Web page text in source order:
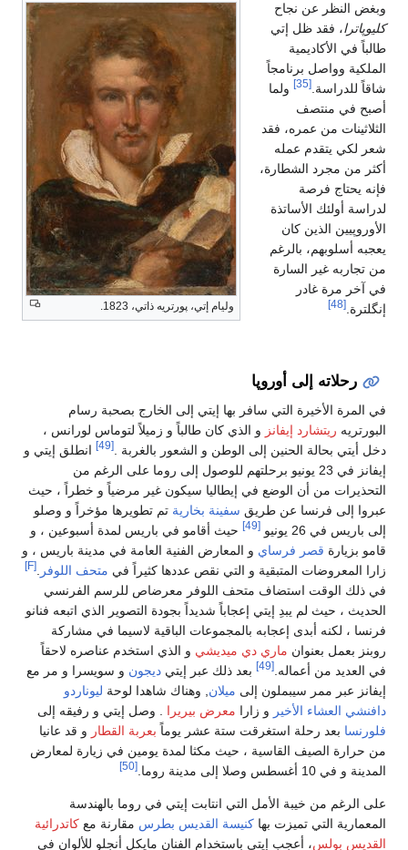
وليام إتي، پورتريه ذاتي، 1823.
وبغض النظر عن نجاح
كليوپاترا، فقد ظل إتي
طالباً في الأكاديمية
الملكية وواصل برنامجاً
شاقاً للدراسة.[35]
ولما
أصبح في منتصف
الثلاثينات من عمره، فقد
شعر لكي يتقدم عمله
أكثر من مجرد الشطارة،
فإنه يحتاج فرصة
لدراسة أولئك الأساتذة
الأوروپيين الذين كان
يعجبه أسلوبهم، بالرغم
من تجاربه غير السارة
في آخر مرة غادر
إنگلترة.[48]
رحلاته إلى أوروپا
في المرة الأخيرة التي سافر بها إيتي إلى الخارج بصحبة رسام
البورتريه ريتشارد إيفانز و الذي كان طالباً و زميلاً لتوماس لورانس ،
دخل أيتي بحالة الحنين إلى الوطن و الشعور بالغربة .
[49]
انطلق إيتي و
إيفانز في 23 يونيو برحلتهم للوصول إلى روما على الرغم من
التحذيرات من أن الوضع في إيطاليا سيكون غير مرضياً و خطراً ، حيث
عبروا إلى فرنسا عن طريق سفينة بخارية تم تطويرها مؤخراً و وصلو
إلى باريس في 26 يونيو
[49]
حيث أقامو في باريس لمدة أسبوعين ، و
قامو بزيارة قصر فرساي و المعارض الفنية العامة في مدينة باريس ، و
زارا المعروضات المتبقية و التي نقص عددها كثيراً في متحف اللوفر [F]
في ذلك الوقت استضاف متحف اللوفر معرضاص للرسم الفرنسي
الحديث ، حيث لم يبدِ إيتي إعجاباً شديداً بجودة التصوير الذي اتبعه فنانو
فرنسا ، لكنه أبدى إعجابه بالمجموعات الباقية لاسيما في مشاركة
روبنز بعمل بعنوان ماري دي ميديشي و الذي استخدم عناصره لاحقاً
في العديد من أعماله. [49] بعد ذلك عبر إيتي ديجون و سويسرا و مر مع
إيفانز عبر ممر سيبملون إلى ميلان , وهناك شاهدا لوحة ليوناردو
دافنشي العشاء الأخير و زارا معرض بيريرا . وصل إيتي و رفيقه إلى
فلورنسا بعد رحلة استغرقت ستة عشر يوماً بعربة القطار و قد عانيا
من حرارة الصيف القاسية ، حيث مكثا لمدة يومين في زيارة لمعارض
المدينة و في 10 أغسطس وصلا إلى مدينة روما.
[50]
على الرغم من خيبة الأمل التي انتابت إيتي في روما بالهندسة
المعمارية التي تميزت بها كنيسة القديس بطرس مقارنة مع كاتدرائية
القديس بولس، أعجب إيتي باستخدام الفنان مايكل أنجلو للألوان في